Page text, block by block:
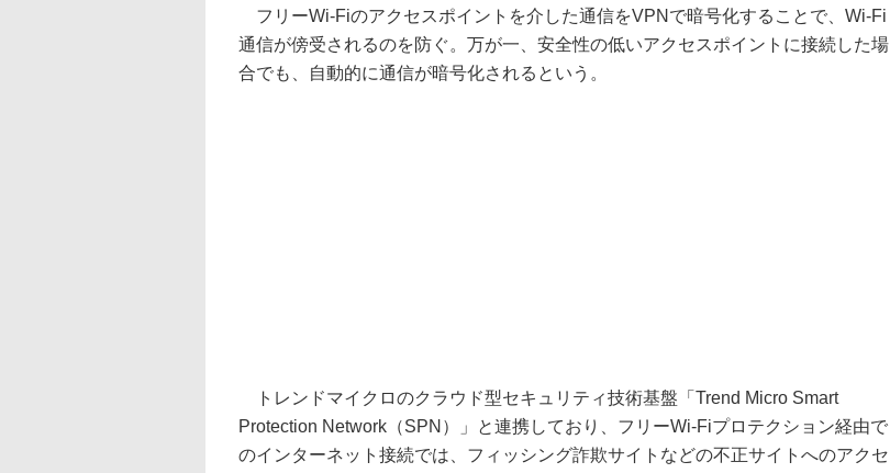
フリーWi-Fiのアクセスポイントを介した通信をVPNで暗号化することで、Wi-Fi
通信が傍受されるのを防ぐ。万が一、安全性の低いアクセスポイントに接続した場
合でも、自動的に通信が暗号化されるという。
トレンドマイクロのクラウド型セキュリティ技術基盤「Trend Micro Smart
Protection Network（SPN）」と連携しており、フリーWi-Fiプロテクション経由で
のインターネット接続では、フィッシング詐欺サイトなどの不正サイトへのアクセ